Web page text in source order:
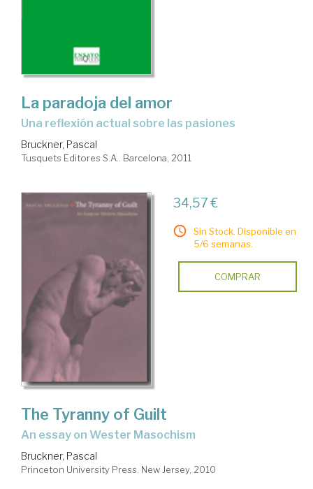
La paradoja del amor
una reflexión actual sobre las pasiones
Bruckner, Pascal
Tusquets Editores S.A.. Barcelona, 2011
34,57 €
Sin Stock. Disponible en
5/6 semanas.
COMPRAR
The Tyranny of Guilt
an essay on Wester Masochism
Bruckner, Pascal
Princeton University Press. New Jersey, 2010